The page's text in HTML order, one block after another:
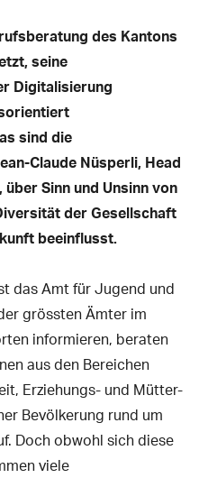
des Kantons
seine
Digitalisierung
sind die
Claude Nüsperli, Head
Sinn und Unsinn von
der Gesellschaft
beeinflusst.
das Amt für Jugend und
grössten Ämter im
informieren, beraten
aus den Bereichen
Erziehungs- und Mütter-
Bevölkerung rund um
Doch obwohl sich diese
viele